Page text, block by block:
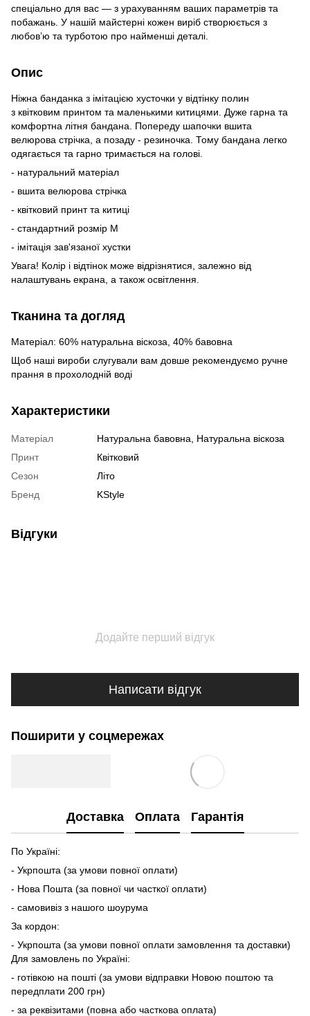
спеціально для вас — з урахуванням ваших параметрів та
побажань. У нашій майстерні кожен виріб створюється з
любов’ю та турботою про найменші деталі.
Опис
Ніжна банданка з імітацією хусточки у відтінку полин
з квітковим принтом та маленькими китицями. Дуже гарна та
комфортна літня бандана. Попереду шапочки вшита
велюрова стрічка, а позаду - резиночка. Тому бандана легко
одягається та гарно тримається на голові.
- натуральний матеріал
- вшита велюрова стрічка
- квітковий принт та китиці
- стандартний розмір М
- імітація зав'язаної хустки
Увага! Колір і відтінок може відрізнятися, залежно від
налаштувань екрана, а також освітлення.
Тканина та догляд
Матеріал: 60% натуральна віскоза, 40% бавовна
Щоб наші вироби слугували вам довше рекомендуємо ручне
прання в прохолодній воді
Характеристики
Матеріал
Натуральна бавовна, Натуральна віскоза
Принт
Квітковий
Сезон
Літо
Бренд
KStyle
Відгуки
Додайте перший відгук
Написати відгук
Поширити у соцмережах
Доставка Оплата Гарантія
По Україні:
- Укрпошта (за умови повної оплати)
- Нова Пошта (за повної чи часткої оплати)
- самовивіз з нашого шоурума
За кордон:
- Укрпошта (за умови повної оплати замовлення та доставки)
Для замовлень по Україні:
- готівкою на пошті (за умови відправки Новою поштою та
передплати 200 грн)
- за реквізитами (повна або часткова оплата)